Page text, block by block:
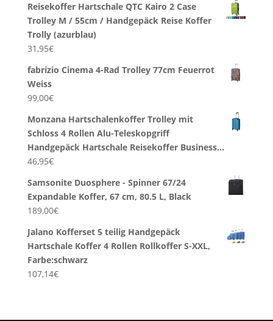
Reisekoffer Hartschale QTC Kairo 2 Case
Trolley M / 55cm / Handgepäck Reise Koffer
Trolly (azurblau)
31,95€
fabrizio Cinema 4-Rad Trolley 77cm Feuerrot
Weiss
99,00€
Monzana Hartschalenkoffer Trolley mit
Schloss 4 Rollen Alu-Teleskopgriff
Handgepäck Hartschale Reisekoffer Business…
46,95€
Samsonite Duosphere - Spinner 67/24
Expandable Koffer, 67 cm, 80.5 L, Black
189,00€
Jalano Kofferset 5 teilig Handgepäck
Hartschale Koffer 4 Rollen Rollkoffer S-XXL,
Farbe:schwarz
107,14€